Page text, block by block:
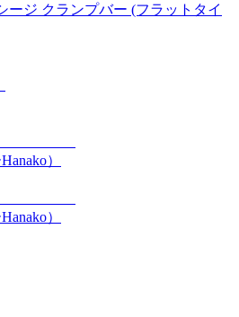
ージ クランプバー (フラットタイ
）
）